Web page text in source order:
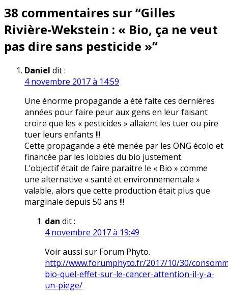
38 commentaires sur “Gilles
Rivière-Wekstein : « Bio, ça ne veut
pas dire sans pesticide »”
Daniel dit :
4 novembre 2017 à 14:59
Une énorme propagande a été faite ces dernières
années pour faire peur aux gens en leur faisant
croire que les « pesticides » allaient les tuer ou pire
tuer leurs enfants !!!
Cette propagande a été menée par les ONG écolo et
financée par les lobbies du bio justement.
L’objectif était de faire paraitre le « Bio » comme
une alternative « santé et environnementale »
valable, alors que cette production était plus que
marginale depuis 50 ans !!!
dan dit :
4 novembre 2017 à 19:49
Voir aussi sur Forum Phyto.
http://www.forumphyto.fr/2017/10/30/
bio-quel-effet-sur-le-cancer-attention-il-y-a-
un-piege/